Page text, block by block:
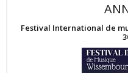
Festival International de